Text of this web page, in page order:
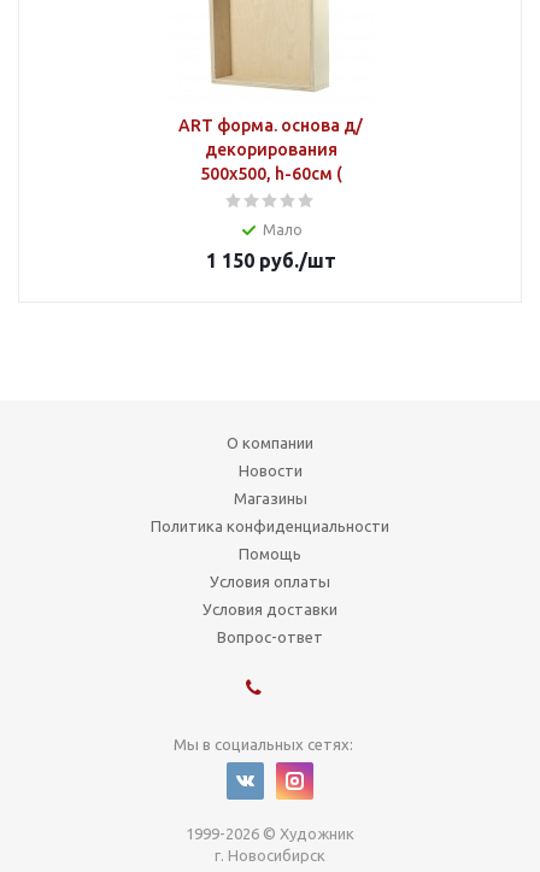
ART форма. основа д/
декорирования
500х500, h-60см (
Мало
1 150руб./шт
О компании
Новости
Магазины
Политика конфиденциальности
Помощь
Условия оплаты
Условия доставки
Вопрос-ответ
Мы в социальных сетях:
1999-2026 © Художник
г. Новосибирск